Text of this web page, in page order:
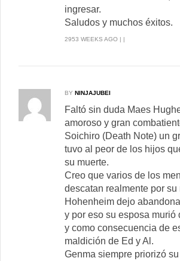
ingresar.
Saludos y muchos éxitos.
2953 WEEKS AGO | |
BY NINJAJUBEI
Faltó sin duda Maes
amoroso y gran
Soichiro (Death Note) un
tuvo al peor de los hijos
su muerte.
Creo que varios de los
descatan realmente por su
Hohenheim dejo
y por eso su esposa murió
y como consecuencia de
maldición de Ed y Al.
Genma siempre priorizó